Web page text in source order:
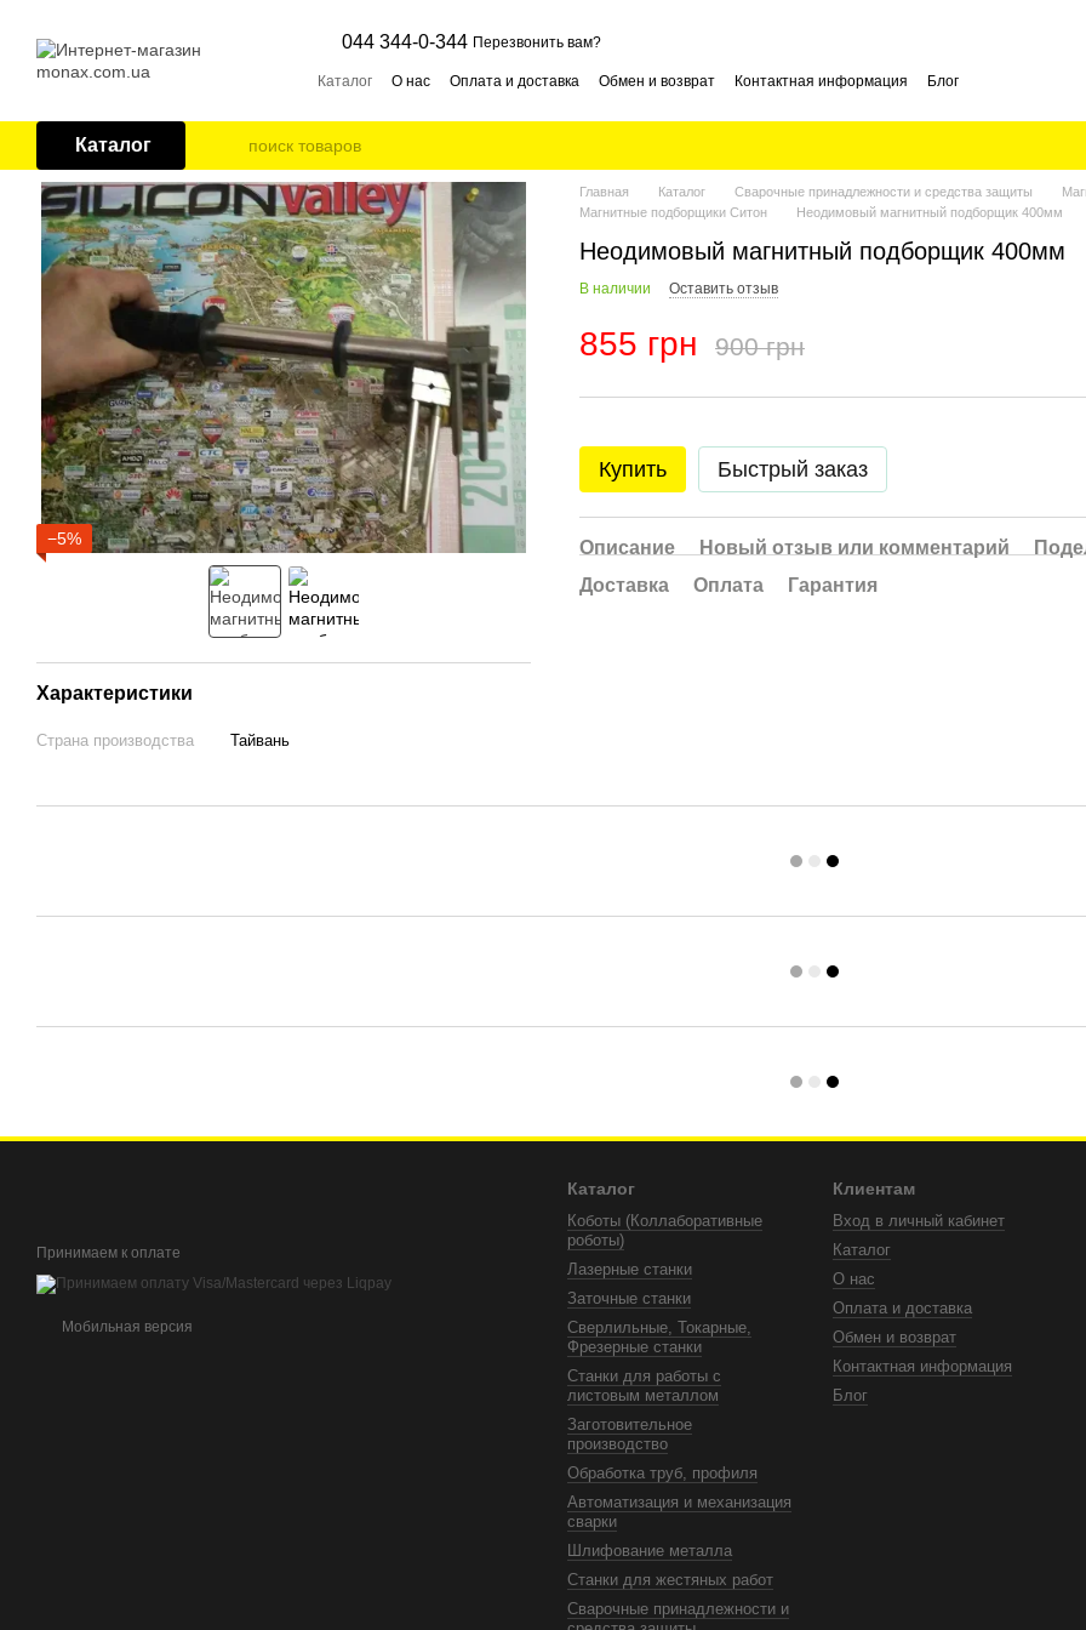
044 344-0-344 Перезвонить вам?
Каталог О нас Оплата и доставка Обмен и возврат Контактная информация Блог
Каталог
−5%
Характеристики
Страна производства Тайвань
Главная Каталог Сварочные принадлежности и средства защиты
Магнитные подборщики Ситон
Неодимовый магнитный подборщик 400мм
Неодимовый магнитный подборщик 400мм
В наличии Оставить отзыв
855 грн 900 грн
Купить Быстрый заказ
Описание Новый отзыв или комментарий
Доставка
Оплата Гарантия
Принимаем к оплате
Мобильная версия
Каталог
Коботы (Коллаборативные
роботы)
Лазерные станки
Заточные станки
Сверлильные, Токарные,
Фрезерные станки
Станки для работы с
листовым металлом
Заготовительное
производство
Обработка труб, профиля
Автоматизация и механизация
сварки
Шлифование металла
Станки для жестяных работ
Сварочные принадлежности и
Клиентам
Вход в личный кабинет
Каталог
О нас
Оплата и доставка
Обмен и возврат
Контактная информация
Блог